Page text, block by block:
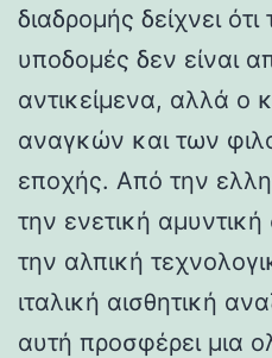
διαδρομής δείχνει ότι
υποδομές δεν είναι
αντικείμενα, αλλά ο
αναγκών και των
εποχής. Από την
την ενετική αμυντική
την αλπική
ιταλική αισθητική
αυτή προσφέρει μια